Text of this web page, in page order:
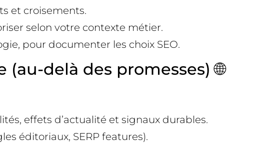
et croisements.
selon votre contexte métier.
pour documenter les choix SEO.
delà des promesses) 🌐
effets d’actualité et signaux durables.
éditoriaux, SERP features).